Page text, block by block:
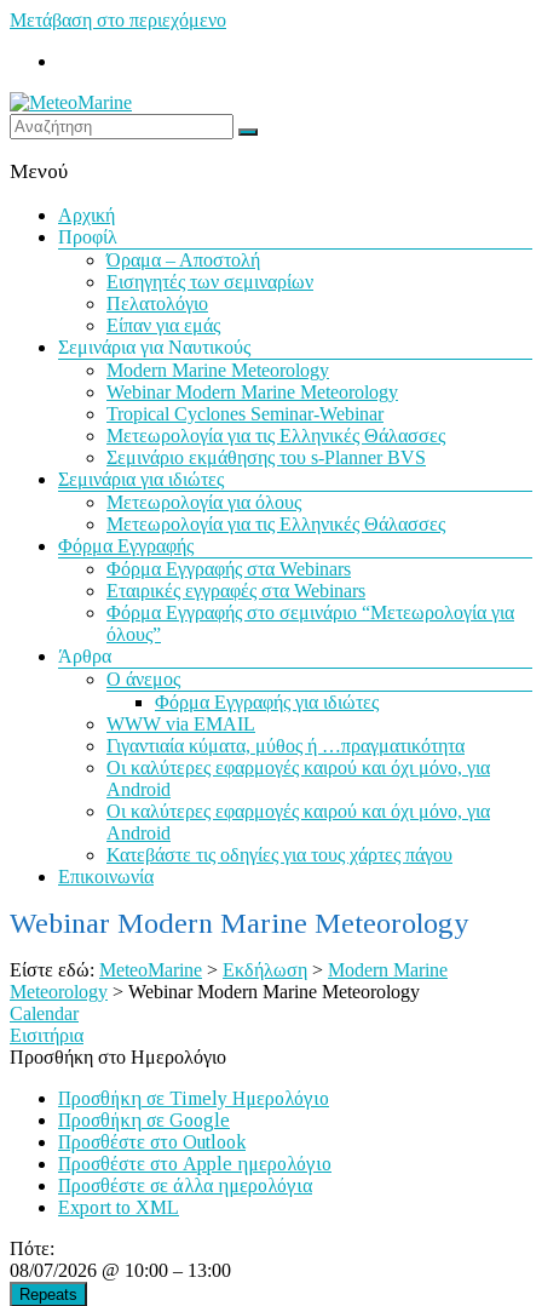
Μετάβαση στο περιεχόμενο
Μενού
Αρχική
Προφίλ
Όραμα – Αποστολή
Εισηγητές των σεμιναρίων
Πελατολόγιο
Είπαν για εμάς
Σεμινάρια για Ναυτικούς
Modern Marine Meteorology
Webinar Modern Marine Meteorology
Tropical Cyclones Seminar-Webinar
Μετεωρολογία για τις Ελληνικές Θάλασσες
Σεμινάριο εκμάθησης του s-Planner BVS
Σεμινάρια για ιδιώτες
Μετεωρολογία για όλους
Μετεωρολογία για τις Ελληνικές Θάλασσες
Φόρμα Εγγραφής
Φόρμα Εγγραφής στα Webinars
Εταιρικές εγγραφές στα Webinars
Φόρμα Εγγραφής στο σεμινάριο “Μετεωρολογία για
όλους”
Άρθρα
Ο άνεμος
Φόρμα Εγγραφής για ιδιώτες
WWW via EMAIL
Γιγαντιαία κύματα, μύθος ή …πραγματικότητα
Οι καλύτερες εφαρμογές καιρού και όχι μόνο, για
Android
Οι καλύτερες εφαρμογές καιρού και όχι μόνο, για
Android
Κατεβάστε τις οδηγίες για τους χάρτες πάγου
Επικοινωνία
Webinar Modern Marine Meteorology
Είστε εδώ: MeteoMarine > Εκδήλωση > Modern Marine
Meteorology > Webinar Modern Marine Meteorology
Calendar
Εισιτήρια
Προσθήκη στο Ημερολόγιο
Προσθήκη σε Timely Ημερολόγιο
Προσθήκη σε Google
Προσθέστε στο Outlook
Προσθέστε στο Apple ημερολόγιο
Προσθέστε σε άλλα ημερολόγια
Export to XML
Πότε:
08/07/2026 @ 10:00 – 13:00
Repeats